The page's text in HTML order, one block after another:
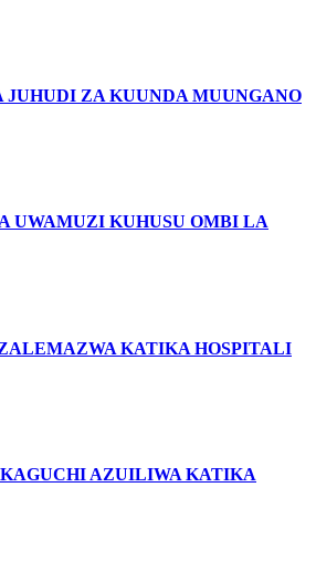
JUHUDI ZA KUUNDA MUUNGANO
UWAMUZI KUHUSU OMBI LA
KATIKA HOSPITALI
AZUILIWA KATIKA